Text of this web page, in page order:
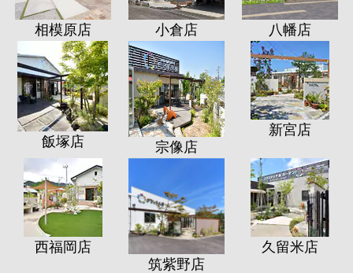
相模原店 小倉店 八幡店
飯塚店 宗像店
新宮店
西福岡店
筑紫野店
久留米店